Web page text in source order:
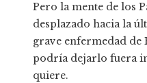
Pero la mente de los
desplazado hacia la
grave enfermedad de
podría dejarlo fuera
quiere.